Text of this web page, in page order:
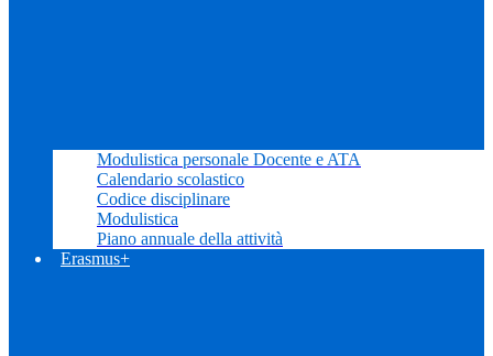
Modulistica personale Docente e ATA
Calendario scolastico
Codice disciplinare
Modulistica
Piano annuale della attività
Erasmus+